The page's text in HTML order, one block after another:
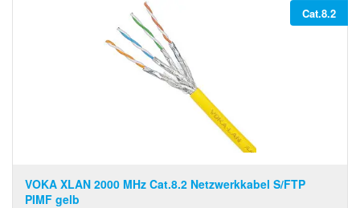
Cat.8.2
VOKA XLAN 2000 MHz Cat.8.2 Netzwerkkabel S/FTP
PIMF gelb